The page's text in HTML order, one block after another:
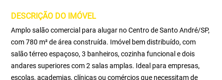
DESCRIÇÃO DO IMÓVEL
Amplo salão comercial para alugar no Centro de Santo André/SP,
com 780 m² de área construída. Imóvel bem distribuído, com
salão térreo espaçoso, 3 banheiros, cozinha funcional e dois
andares superiores com 2 salas amplas. Ideal para empresas,
escolas, academias, clínicas ou comércios que necessitam de